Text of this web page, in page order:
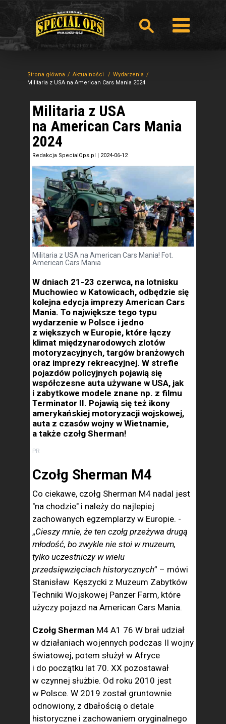
Strona główna Aktualności
Wydarzenia
Militaria z USA na American Cars Mania 2024
Militaria z USA
na American Cars Mania
2024
Redakcja SpecialOps.pl | 2024-06-12
Militaria z USA na American Cars Mania! Fot.
American Cars Mania
W dniach 21-23 czerwca, na lotnisku
Muchowiec w Katowicach, odbędzie się
kolejna edycja imprezy American Cars
Mania. To największe tego typu
wydarzenie w Polsce i jedno
z większych w Europie, które łączy
klimat międzynarodowych zlotów
motoryzacyjnych, targów branżowych
oraz imprezy rekreacyjnej. W strefie
pojazdów policyjnych pojawią się
współczesne auta używane w USA, jak
i zabytkowe modele znane np. z filmu
Terminator II. Pojawią się też ikony
amerykańskiej motoryzacji wojskowej,
auta z czasów wojny w Wietnamie,
a także czołg Sherman!
PR
Czołg Sherman M4
Co ciekawe, czołg Sherman M4 nadal jest
"na chodzie" i należy do najlepiej
zachowanych egzemplarzy w Europie. -
„Cieszy mnie, że ten czołg przeżywa drugą
młodość, bo zwykle nie stoi w muzeum,
tylko uczestniczy w wielu
przedsięwzięciach historycznych” – mówi
Stanisław Kęszycki z Muzeum Zabytków
Techniki Wojskowej Panzer Farm, które
użyczy pojazd na American Cars Mania.
Czołg Sherman M4 A1 76 W brał udział
w działaniach wojennych podczas II wojny
światowej, potem służył w Afryce
i do początku lat 70. XX pozostawał
w czynnej służbie. Od roku 2010 jest
w Polsce. W 2019 został gruntownie
odnowiony, z dbałością o detale
historyczne i zachowaniem oryginalnego